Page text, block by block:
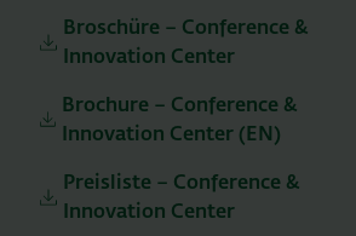
Broschüre – Conference &
Innovation Center
Brochure – Conference &
Innovation Center (EN)
Preisliste – Conference &
Innovation Center